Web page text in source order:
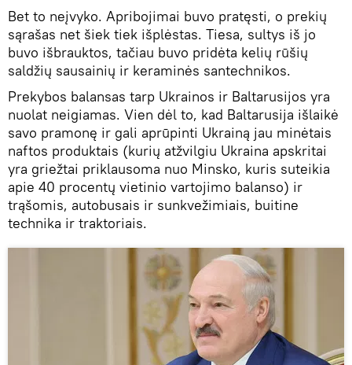
Bet to neįvyko. Apribojimai buvo pratęsti, o prekių
sąrašas net šiek tiek išplėstas. Tiesa, sultys iš jo
buvo išbrauktos, tačiau buvo pridėta kelių rūšių
saldžių sausainių ir keraminės santechnikos.
Prekybos balansas tarp Ukrainos ir Baltarusijos yra
nuolat neigiamas. Vien dėl to, kad Baltarusija išlaikė
savo pramonę ir gali aprūpinti Ukrainą jau minėtais
naftos produktais (kurių atžvilgiu Ukraina apskritai
yra griežtai priklausoma nuo Minsko, kuris suteikia
apie 40 procentų vietinio vartojimo balanso) ir
trąšomis, autobusais ir sunkvežimiais, buitine
technika ir traktoriais.